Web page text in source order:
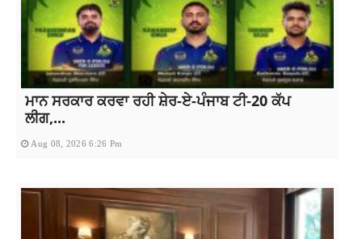
ਮਾਨ ਸਰਕਾਰ ਕਰਵਾ ਰਹੀ ਸ਼ੇਰ-ਏ-ਪੰਜਾਬ ਟੀ-20 ਕੱਪ
ਲੀਗ,...
Aug 08, 2026 6:26 Pm